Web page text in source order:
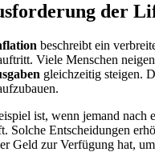
der
beschreibt ein
Viele Menschen
gleichzeitig steigen.
ist, wenn jemand nach
Solche Entscheidungen
Geld zur Verfügung hat,